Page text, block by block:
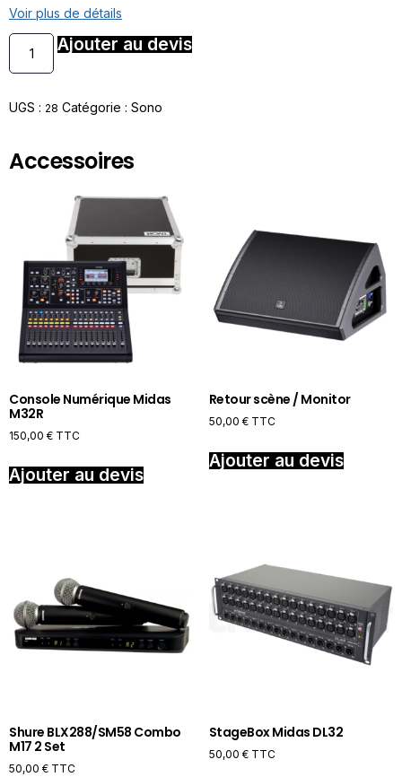
Voir plus de détails
Ajouter au devis
UGS : 28 Catégorie : Sono
Accessoires
Console Numérique Midas
M32R
150,00 € TTC
Ajouter au devis
Retour scène / Monitor
50,00 € TTC
Ajouter au devis
Shure BLX288/SM58 Combo
M17 2 Set
50,00 € TTC
StageBox Midas DL32
50,00 € TTC